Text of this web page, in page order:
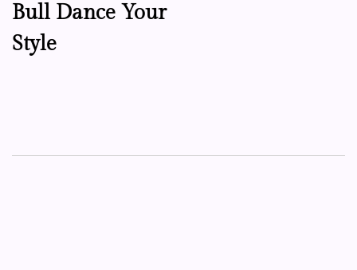
Bull Dance Your
Style